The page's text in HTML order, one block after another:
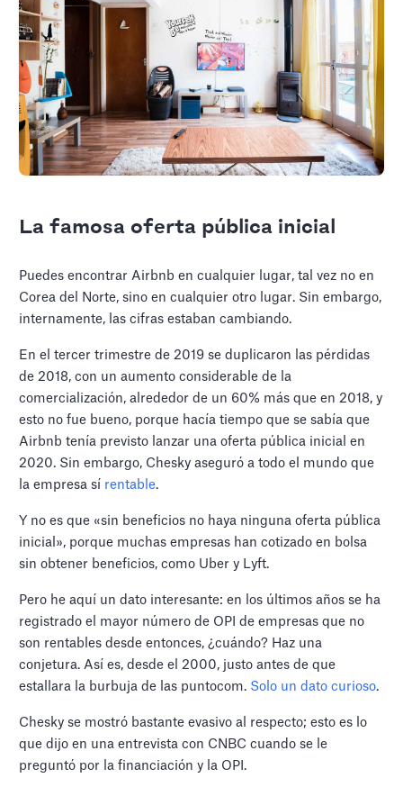
La famosa oferta pública inicial
Puedes encontrar Airbnb en cualquier lugar, tal vez no en
Corea del Norte, sino en cualquier otro lugar. Sin embargo,
internamente, las cifras estaban cambiando.
En el tercer trimestre de 2019 se duplicaron las pérdidas
de 2018, con un aumento considerable de la
comercialización, alrededor de un 60% más que en 2018, y
esto no fue bueno, porque hacía tiempo que se sabía que
Airbnb tenía previsto lanzar una oferta pública inicial en
2020. Sin embargo, Chesky aseguró a todo el mundo que
la empresa sí rentable.
Y no es que «sin beneficios no haya ninguna oferta pública
inicial», porque muchas empresas han cotizado en bolsa
sin obtener beneficios, como Uber y Lyft.
Pero he aquí un dato interesante: en los últimos años se ha
registrado el mayor número de OPI de empresas que no
son rentables desde entonces, ¿cuándo? Haz una
conjetura. Así es, desde el 2000, justo antes de que
estallara la burbuja de las puntocom. Solo un dato curioso.
Chesky se mostró bastante evasivo al respecto; esto es lo
que dijo en una entrevista con CNBC cuando se le
preguntó por la financiación y la OPI.